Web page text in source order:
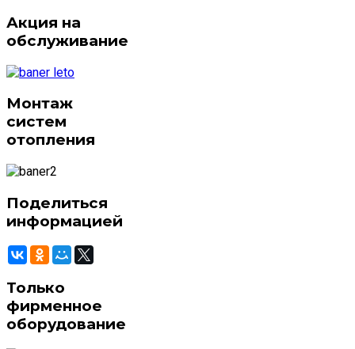
Акция на
обслуживание
Монтаж
систем
отопления
Поделиться
информацией
Только
фирменное
оборудование